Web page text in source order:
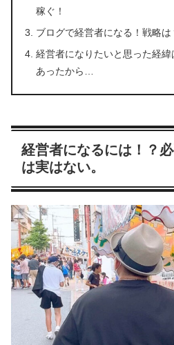
稼ぐ！
ブログで経営者になる！戦略は
経営者になりたいと思った経
あったから…
経営者になるには！？
は実はない。